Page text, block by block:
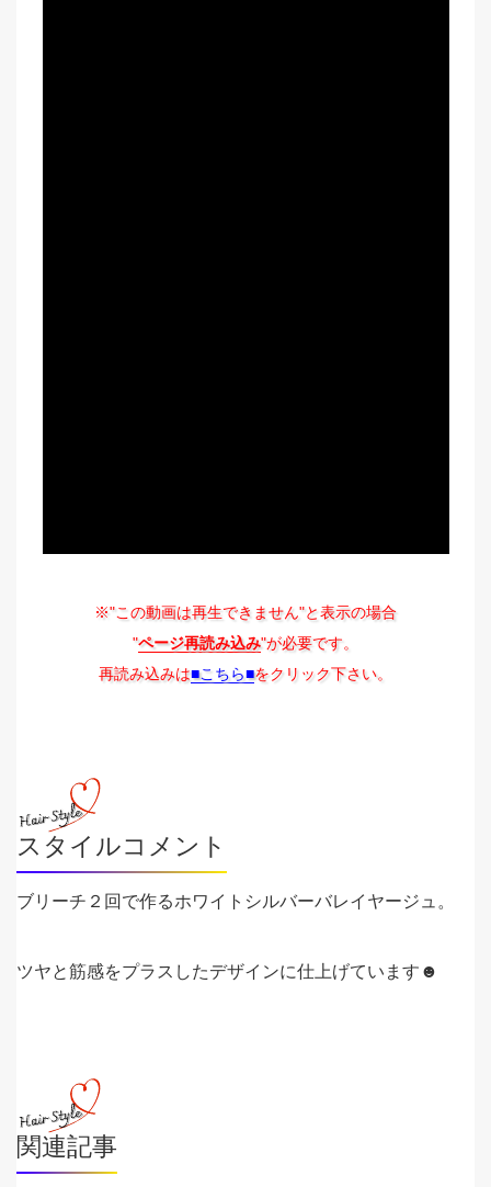
※"この動画は再生できません"と表示の場合
"ページ再読み込み"が必要です。
再読み込みは■こちら■をクリック下さい。
スタイルコメント
ブリーチ２回で作るホワイトシルバーバレイヤージュ。
ツヤと筋感をプラスしたデザインに仕上げています☻
関連記事